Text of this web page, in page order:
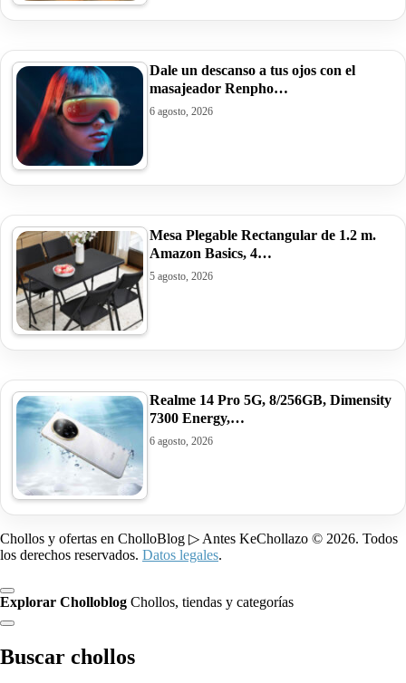
Dale un descanso a tus ojos con el
masajeador Renpho…
6 agosto, 2026
Mesa Plegable Rectangular de 1.2 m.
Amazon Basics, 4…
5 agosto, 2026
Realme 14 Pro 5G, 8/256GB, Dimensity
7300 Energy,…
6 agosto, 2026
Chollos y ofertas en CholloBlog ▷ Antes KeChollazo © 2026. Todos
los derechos reservados. Datos legales.
Explorar Cholloblog Chollos, tiendas y categorías
Buscar chollos